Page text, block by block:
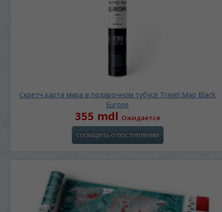
Скретч карта мира в подарочном тубусе Travel Map Black
Europe
355 mdl Ожидается
СООБЩИТЬ О ПОСТУПЛЕНИИ